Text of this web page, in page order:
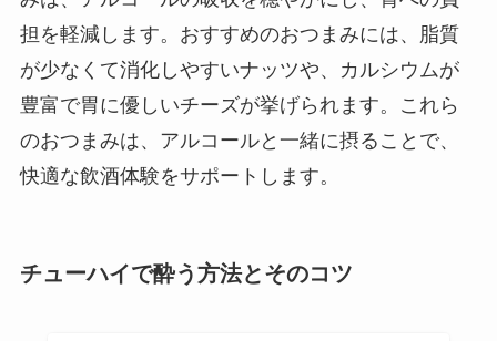
担を軽減します。おすすめのおつまみには、脂質
が少なくて消化しやすいナッツや、カルシウムが
豊富で胃に優しいチーズが挙げられます。これら
のおつまみは、アルコールと一緒に摂ることで、
快適な飲酒体験をサポートします。
チューハイで酔う方法とそのコツ